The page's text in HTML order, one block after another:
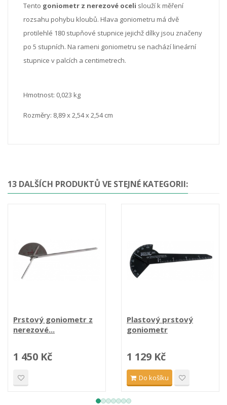
Tento goniometr z nerezové oceli slouží k měření
rozsahu pohybu kloubů. Hlava goniometru má dvě
protilehlé 180 stupňové stupnice jejichž dílky jsou značeny
po 5 stupních. Na rameni goniometru se nachází lineární
stupnice v palcích a centimetrech.
Hmotnost: 0,023 kg
Rozměry: 8,89 x 2,54 x 2,54 cm
13 DALŠÍCH PRODUKTŮ VE STEJNÉ KATEGORII:
Prstový goniometr z
nerezové...
1 450 Kč
Plastový prstový
goniometr
1 129 Kč
Do košíku